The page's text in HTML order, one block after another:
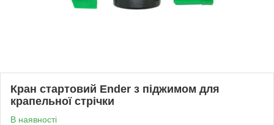
Кран стартовий Ender з піджимом для
крапельної стрічки
В наявності